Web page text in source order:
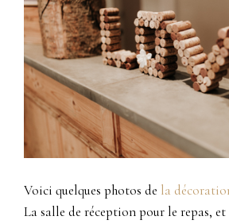
Voici quelques photos de la
La salle de réception pour le repas,